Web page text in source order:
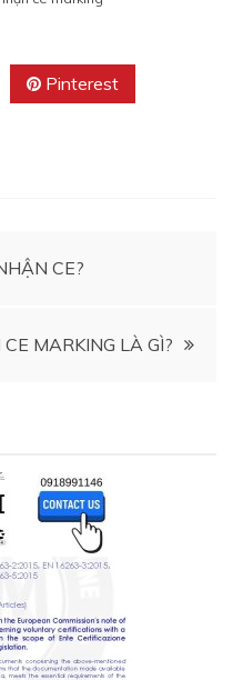
Pinterest
CE?
MARKING LÀ GÌ?